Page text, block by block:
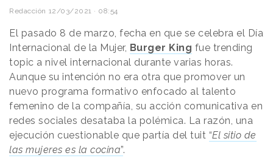
Redacción 12/03/2021 · 08:54
El pasado 8 de marzo, fecha en que se celebra el Día
Internacional de la Mujer, Burger King fue trending
topic a nivel internacional durante varias horas.
Aunque su intención no era otra que promover un
nuevo programa formativo enfocado al talento
femenino de la compañía, su acción comunicativa en
redes sociales desataba la polémica. La razón, una
ejecución cuestionable que partía del tuit “El sitio de
las mujeres es la cocina”.